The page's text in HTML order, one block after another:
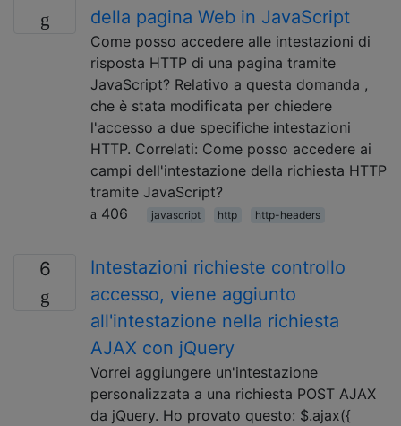
della pagina Web in JavaScript
Come posso accedere alle intestazioni di
risposta HTTP di una pagina tramite
JavaScript? Relativo a questa domanda ,
che è stata modificata per chiedere
l'accesso a due specifiche intestazioni
HTTP. Correlati: Come posso accedere ai
campi dell'intestazione della richiesta HTTP
tramite JavaScript?
406
javascript http http-headers
6
Intestazioni richieste controllo
accesso, viene aggiunto
all'intestazione nella richiesta
AJAX con jQuery
Vorrei aggiungere un'intestazione
personalizzata a una richiesta POST AJAX
da jQuery. Ho provato questo: $.ajax({